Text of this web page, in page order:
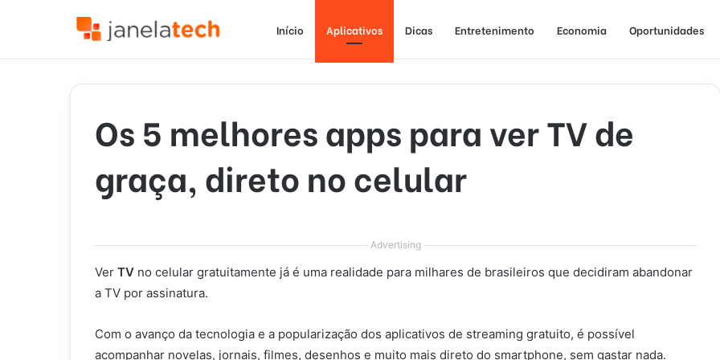
Início Aplicativos Dicas Entretenimento Economia Oportunidades
Os 5 melhores apps para ver TV de
graça, direto no celular
Advertising
Ver TV no celular gratuitamente já é uma realidade para milhares de brasileiros que decidiram abandonar
a TV por assinatura.
Com o avanço da tecnologia e a popularização dos aplicativos de streaming gratuito, é possível
acompanhar novelas, jornais, filmes, desenhos e muito mais direto do smartphone, sem gastar nada.